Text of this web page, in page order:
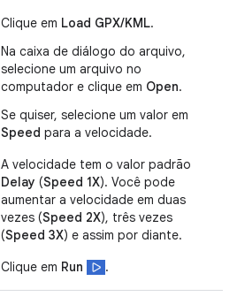
Clique em Load GPX/KML.
Na caixa de diálogo do arquivo,
selecione um arquivo no
computador e clique em Open.
Se quiser, selecione um valor em
Speed para a velocidade.
A velocidade tem o valor padrão
Delay (Speed 1X). Você pode
aumentar a velocidade em duas
vezes (Speed 2X), três vezes
(Speed 3X) e assim por diante.
Clique em Run .